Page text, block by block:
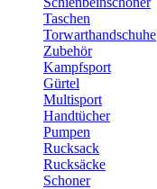
Taschen
Torwarthandschuhe
Zubehör
Kampfsport
Gürtel
Multisport
Handtücher
Pumpen
Rucksack
Rucksäcke
Schoner